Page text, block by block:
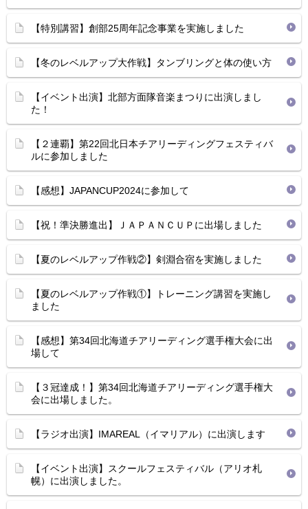
【特別講習】創部25周年記念事業を実施しました
【冬のレベルアップ大作戦】タンブリングと体の使い方
【イベント出演】北部方面隊音楽まつりに出演しまし
た！
【２連覇】第22回北日本チアリーディングフェスティバ
ルに参加しました
【感想】JAPANCUP2024に参加して
【祝！準決勝進出】ＪＡＰＡＮＣＵＰに出場しました
【夏のレベルアップ作戦②】剣淵合宿を実施しました
【夏のレベルアップ作戦①】トレーニング講習を実施し
ました
【感想】第34回北海道チアリーディング選手権大会に出
場して
【３冠達成！】第34回北海道チアリーディング選手権大
会に出場しました。
【ラジオ出演】IMAREAL（イマリアル）に出演します
【イベント出演】スクールフェスティバル（アリオ札
幌）に出演しました。